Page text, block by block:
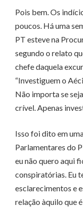
Pois bem. Os
poucos. Há uma
PT esteve na
segundo o relato
chefe daquela
“Investiguem o
Não importa se
crível. Apenas
Isso foi dito em
Parlamentares do
eu não quero aqui
conspiratórias. Eu
esclarecimentos e
relação àquilo que